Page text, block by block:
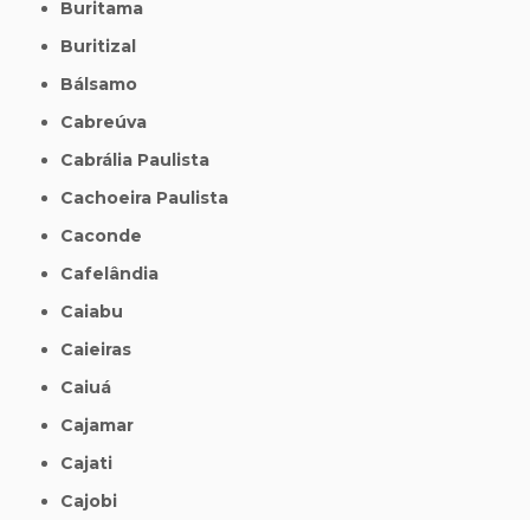
Buritama
Buritizal
Bálsamo
Cabreúva
Cabrália Paulista
Cachoeira Paulista
Caconde
Cafelândia
Caiabu
Caieiras
Caiuá
Cajamar
Cajati
Cajobi